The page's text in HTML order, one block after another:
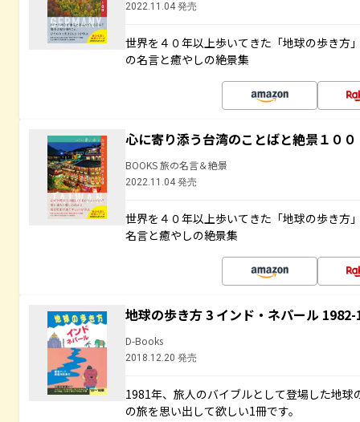
2022.11.04 発売
世界を４０年以上歩いてきた「地球の歩き方
の名言と癒やしの絶景集
心に寄り添う台湾のことばと絶景１００
BOOKS 旅の名言＆絶景
2022.11.04 発売
世界を４０年以上歩いてきた「地球の歩き方
名言と癒やしの絶景集
地球の歩き方 3 インド・ネパール
D-Books
2018.12.20 発売
1981年、旅人のバイブルとして登場した地
の旅を思い出して欲しい1冊です。